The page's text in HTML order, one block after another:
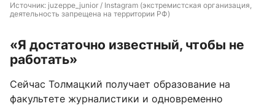
Источник: juzeppe_junior / Instagram (экстремистская организация,
деятельность запрещена на территории РФ)
«Я достаточно известный, чтобы не
работать»
Сейчас Толмацкий получает образование на
факультете журналистики и одновременно